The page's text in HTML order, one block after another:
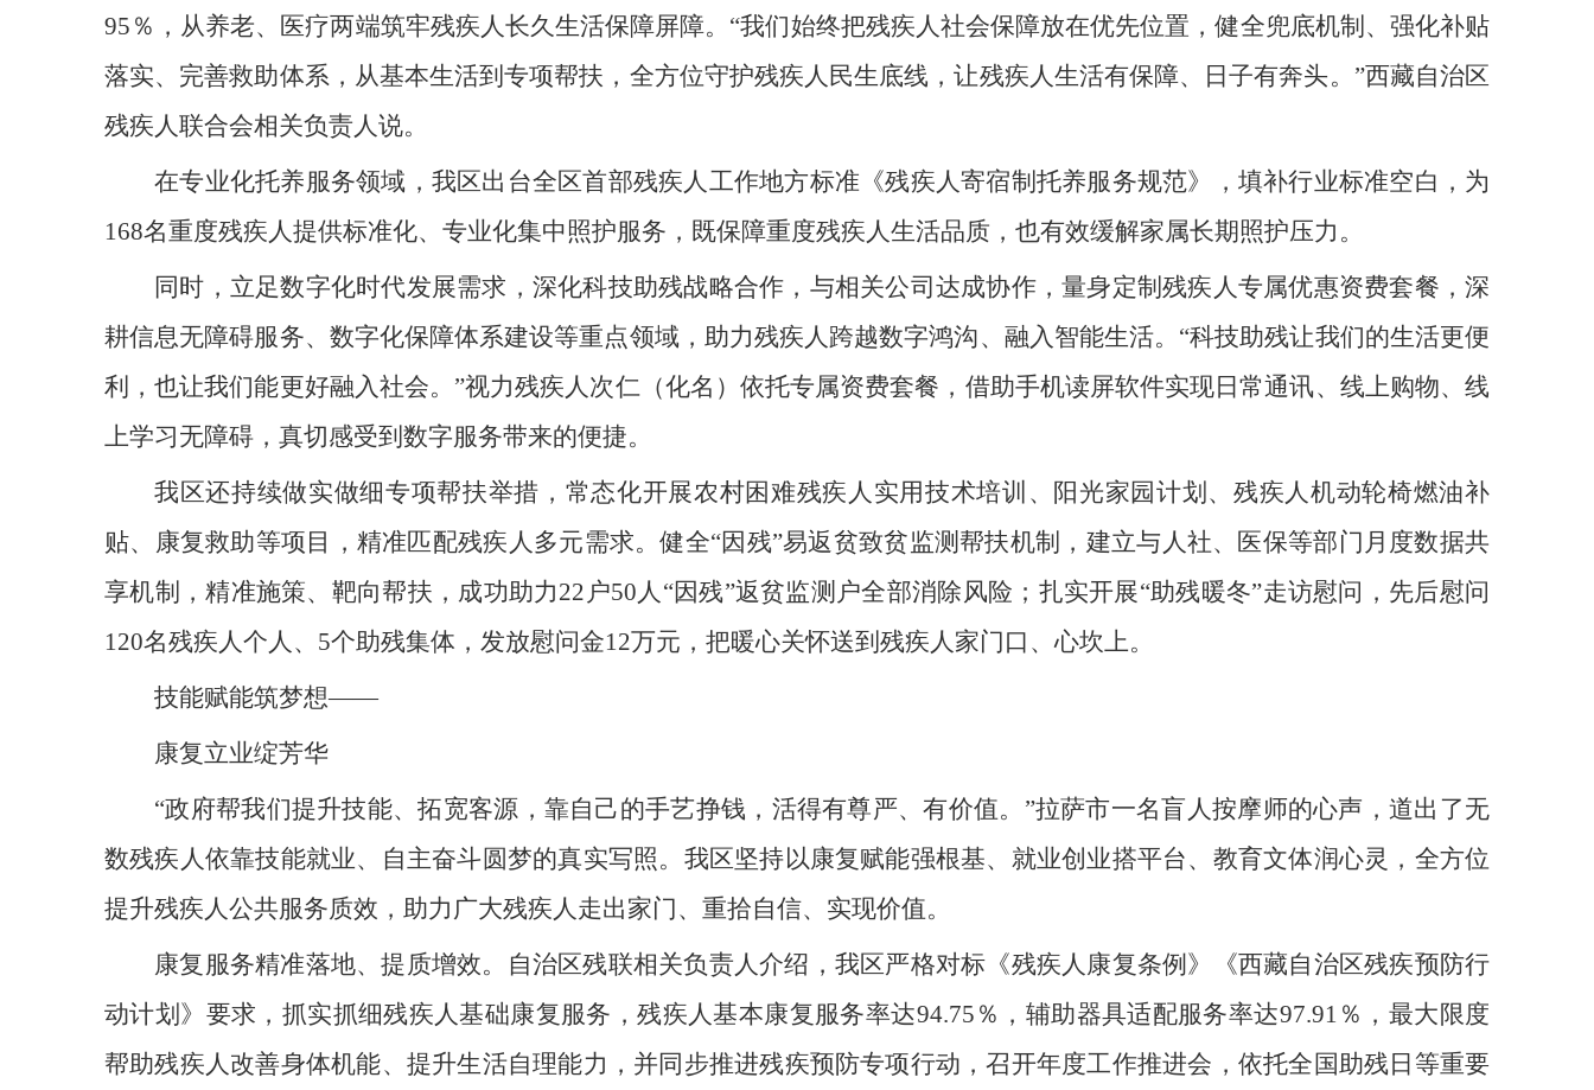
95％，从养老、医疗两端筑牢残疾人长久生活保障屏障。“我们始终把残疾人社会保障放在优先位置，健全兜底机制、强化补贴
落实、完善救助体系，从基本生活到专项帮扶，全方位守护残疾人民生底线，让残疾人生活有保障、日子有奔头。”西藏自治区
残疾人联合会相关负责人说。
在专业化托养服务领域，我区出台全区首部残疾人工作地方标准《残疾人寄宿制托养服务规范》，填补行业标准空白，为
168名重度残疾人提供标准化、专业化集中照护服务，既保障重度残疾人生活品质，也有效缓解家属长期照护压力。
同时，立足数字化时代发展需求，深化科技助残战略合作，与相关公司达成协作，量身定制残疾人专属优惠资费套餐，深
耕信息无障碍服务、数字化保障体系建设等重点领域，助力残疾人跨越数字鸿沟、融入智能生活。“科技助残让我们的生活更便
利，也让我们能更好融入社会。”视力残疾人次仁（化名）依托专属资费套餐，借助手机读屏软件实现日常通讯、线上购物、线
上学习无障碍，真切感受到数字服务带来的便捷。
我区还持续做实做细专项帮扶举措，常态化开展农村困难残疾人实用技术培训、阳光家园计划、残疾人机动轮椅燃油补
贴、康复救助等项目，精准匹配残疾人多元需求。健全“因残”易返贫致贫监测帮扶机制，建立与人社、医保等部门月度数据共
享机制，精准施策、靶向帮扶，成功助力22户50人“因残”返贫监测户全部消除风险；扎实开展“助残暖冬”走访慰问，先后慰问
120名残疾人个人、5个助残集体，发放慰问金12万元，把暖心关怀送到残疾人家门口、心坎上。
技能赋能筑梦想——
康复立业绽芳华
“政府帮我们提升技能、拓宽客源，靠自己的手艺挣钱，活得有尊严、有价值。”拉萨市一名盲人按摩师的心声，道出了无
数残疾人依靠技能就业、自主奋斗圆梦的真实写照。我区坚持以康复赋能强根基、就业创业搭平台、教育文体润心灵，全方位
提升残疾人公共服务质效，助力广大残疾人走出家门、重拾自信、实现价值。
康复服务精准落地、提质增效。自治区残联相关负责人介绍，我区严格对标《残疾人康复条例》《西藏自治区残疾预防行
动计划》要求，抓实抓细残疾人基础康复服务，残疾人基本康复服务率达94.75％，辅助器具适配服务率达97.91％，最大限度
帮助残疾人改善身体机能、提升生活自理能力，并同步推进残疾预防专项行动，召开年度工作推进会，依托全国助残日等重要